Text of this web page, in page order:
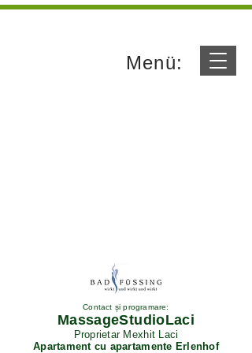
Menü:
Contact și programare:
MassageStudioLaci
Proprietar Mexhit Laci
Apartament cu apartamente Erlenhof